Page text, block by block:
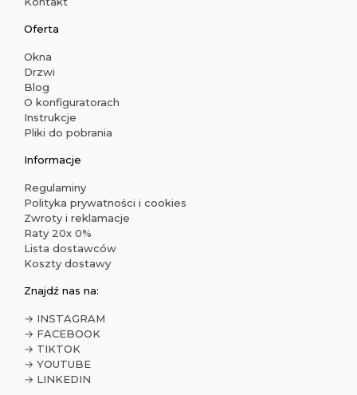
Oferta
Okna
Drzwi
Blog
O konfiguratorach
Instrukcje
Pliki do pobrania
Informacje
Regulaminy
Polityka prywatności i cookies
Zwroty i reklamacje
Raty 20x 0%
Lista dostawców
Koszty dostawy
Znajdź nas na:
→ INSTAGRAM
→ FACEBOOK
→ TIKTOK
→ YOUTUBE
→ LINKEDIN